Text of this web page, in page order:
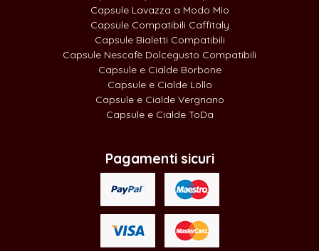
Capsule Lavazza a Modo Mio
Capsule Compatibili Caffitaly
Capsule Bialetti Compatibili
Capsule Nescafè Dolcegusto Compatibili
Capsule e Cialde Borbone
Capsule e Cialde Lollo
Capsule e Cialde Vergnano
Capsule e Cialde ToDa
Pagamenti sicuri